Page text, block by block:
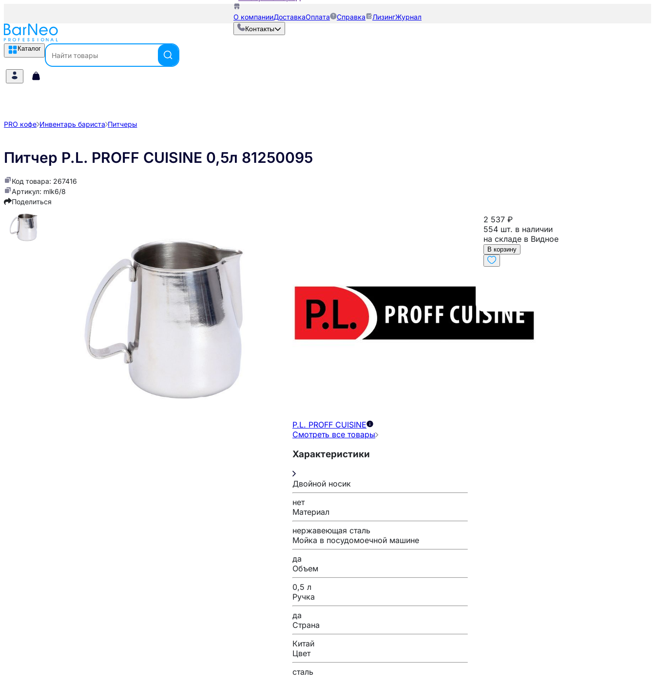
О компанииДоставкаОплата Справка ЛизингЖурнал
Контакты
Каталог
PRO кофе Инвентарь бариста Питчеры
Питчер P.L. PROFF CUISINE 0,5л 81250095
Код товара: 267416
Артикул: mlk6/8
Поделиться
P.L. PROFF CUISINE
Смотреть все товары
Характеристики
Двойной носик
нет
Материал
нержавеющая сталь
Мойка в посудомоечной машине
да
Объем
0,5 л
Ручка
да
Страна
Китай
Цвет
сталь
2 537 ₽
554 шт. в наличии
на складе в Видное
В корзину